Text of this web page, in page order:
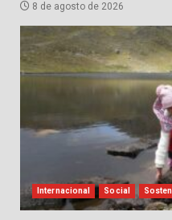
8 de agosto de 2026
Internacional Social